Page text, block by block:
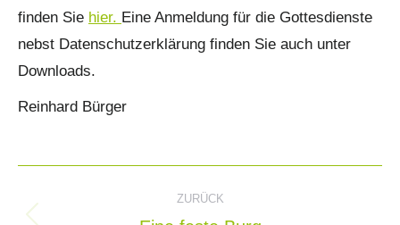
finden Sie hier. Eine Anmeldung für die Gottesdienste
nebst Datenschutzerklärung finden Sie auch unter
Downloads.
Reinhard Bürger
Kommentarnavigation
ZURÜCK